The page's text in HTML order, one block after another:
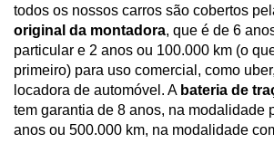
todos os nossos carros são cobertos
original da montadora, que é de 6
particular e 2 anos ou 100.000 km (o
primeiro) para uso comercial, como
locadora de automóvel. A bateria de
tem garantia de 8 anos, na modalidade
anos ou 500.000 km, na modalidade